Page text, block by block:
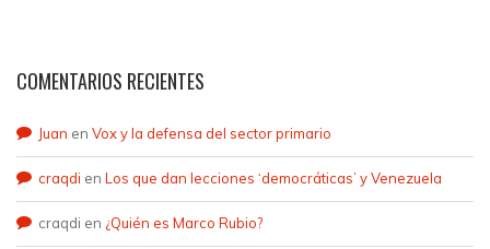
COMENTARIOS RECIENTES
Juan en Vox y la defensa del sector primario
craqdi en Los que dan lecciones ‘democráticas’ y Venezuela
craqdi en ¿Quién es Marco Rubio?